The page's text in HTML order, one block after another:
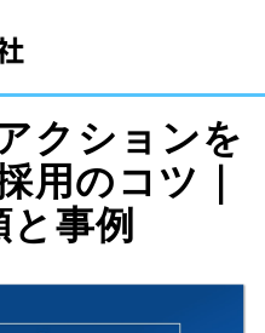
クションを
用のコツ｜
と事例